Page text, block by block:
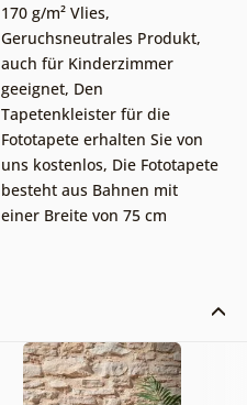
170 g/m² Vlies,
Geruchsneutrales Produkt,
auch für Kinderzimmer
geeignet, Den
Tapetenkleister für die
Fototapete erhalten Sie von
uns kostenlos, Die Fototapete
besteht aus Bahnen mit
einer Breite von 75 cm